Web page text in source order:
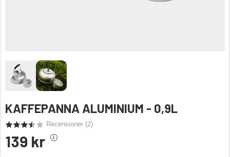
KAFFEPANNA ALUMINIUM - 0,9L
Recensioner (2)
139 kr